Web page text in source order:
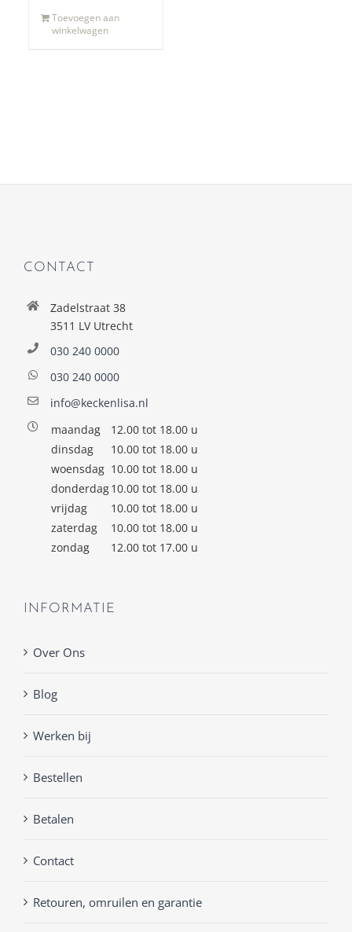
Toevoegen aan
winkelwagen
CONTACT
Zadelstraat 38
3511 LV Utrecht
030 240 0000
030 240 0000
info@keckenlisa.nl
maandag
12.00 tot 18.00 u
dinsdag
10.00 tot 18.00 u
woensdag 10.00 tot 18.00 u
donderdag10.00 tot 18.00 u
vrijdag
10.00 tot 18.00 u
zaterdag
10.00 tot 18.00 u
zondag
12.00 tot 17.00 u
INFORMATIE
Over Ons
Blog
Werken bij
Bestellen
Betalen
Contact
Retouren, omruilen en garantie